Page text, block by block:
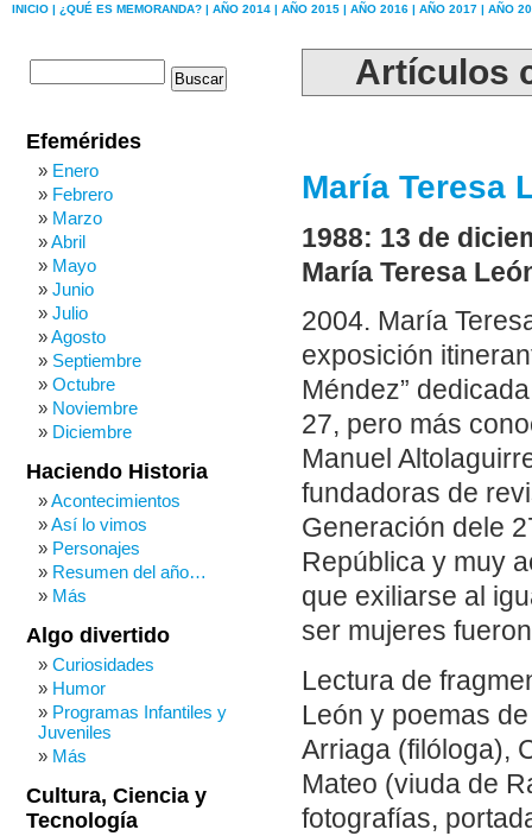
INICIO | ¿QUÉ ES MEMORANDA? | AÑO 2014 | AÑO 2015 | AÑO 2016 | AÑO 2017 | AÑO
Artículos
María Teresa
1988: 13 de
María Teresa
2004. María
exposición
Méndez”
27, pero más
Manuel
fundadoras de
Generación dele
República y muy
que exiliarse al
ser mujeres
Lectura de
León y poemas
Arriaga (filóloga),
Mateo (viuda de
fotografías,
Efemérides
Enero
Febrero
Marzo
Abril
Mayo
Junio
Julio
Agosto
Septiembre
Octubre
Noviembre
Diciembre
Haciendo Historia
Acontecimientos
Así lo vimos
Personajes
Resumen del año…
Más
Algo divertido
Curiosidades
Humor
Programas Infantiles y
Juveniles
Más
Cultura, Ciencia y
Tecnología